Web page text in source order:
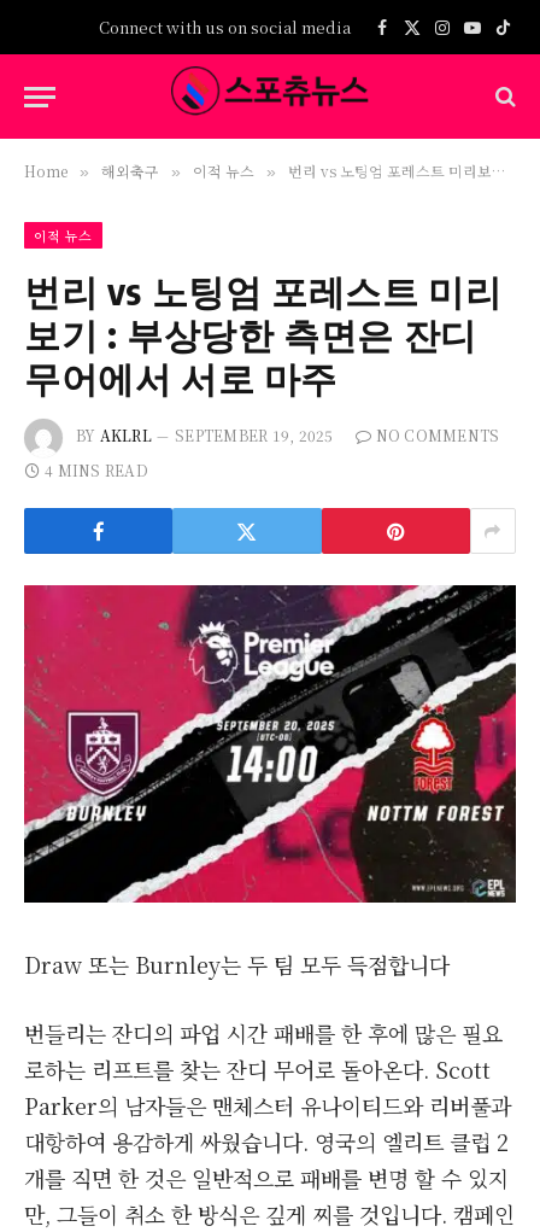
Connect with us on social media Facebook
X
Instagram
Home » 해외축구 » 이적 뉴스 » 번리 vs 노팅엄 포레스트 미리보기 : 부상당한 측면은 잔디 무어에서 서로 마주
이적 뉴스
번리 vs 노팅엄 포레스트 미리
보기 : 부상당한 측면은 잔디
무어에서 서로 마주
BY AKLRL SEPTEMBER 19, 2025
NO COMMENTS
4 MINS READ
Draw 또는 Burnley는 두 팀 모두 득점합니다
번들리는 잔디의 파업 시간 패배를 한 후에 많은 필요
로하는 리프트를 찾는 잔디 무어로 돌아온다. Scott
Parker의 남자들은 맨체스터 유나이티드와 리버풀과
대항하여 용감하게 싸웠습니다. 영국의 엘리트 클럽 2
개를 직면 한 것은 일반적으로 패배를 변명 할 수 있지
만, 그들이 취소 한 방식은 깊게 찌를 것입니다. 캠페인